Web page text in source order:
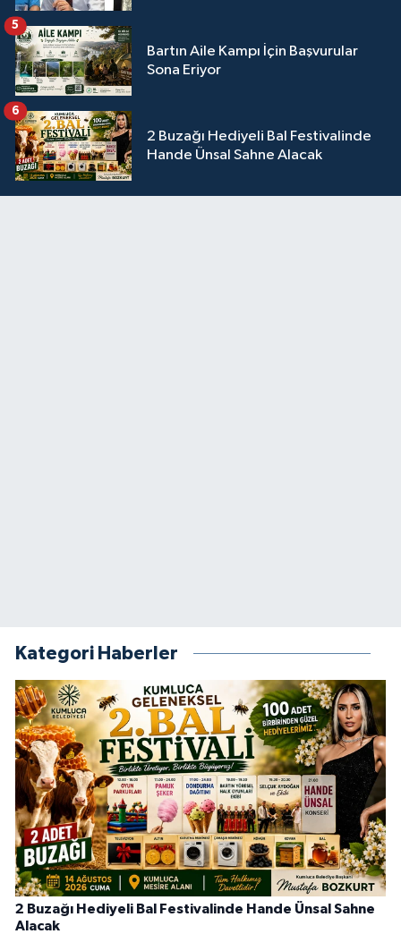
Bartın Aile Kampı İçin Başvurular
Sona Eriyor
5
2 Buzağı Hediyeli Bal Festivalinde
Hande Ünsal Sahne Alacak
6
Kategori Haberler
2 Buzağı Hediyeli Bal Festivalinde Hande Ünsal Sahne
Alacak